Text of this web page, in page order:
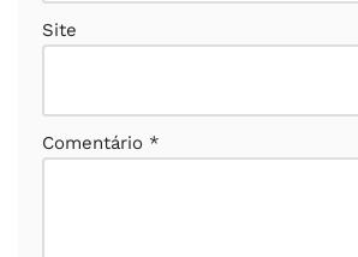
Site
Comentário *